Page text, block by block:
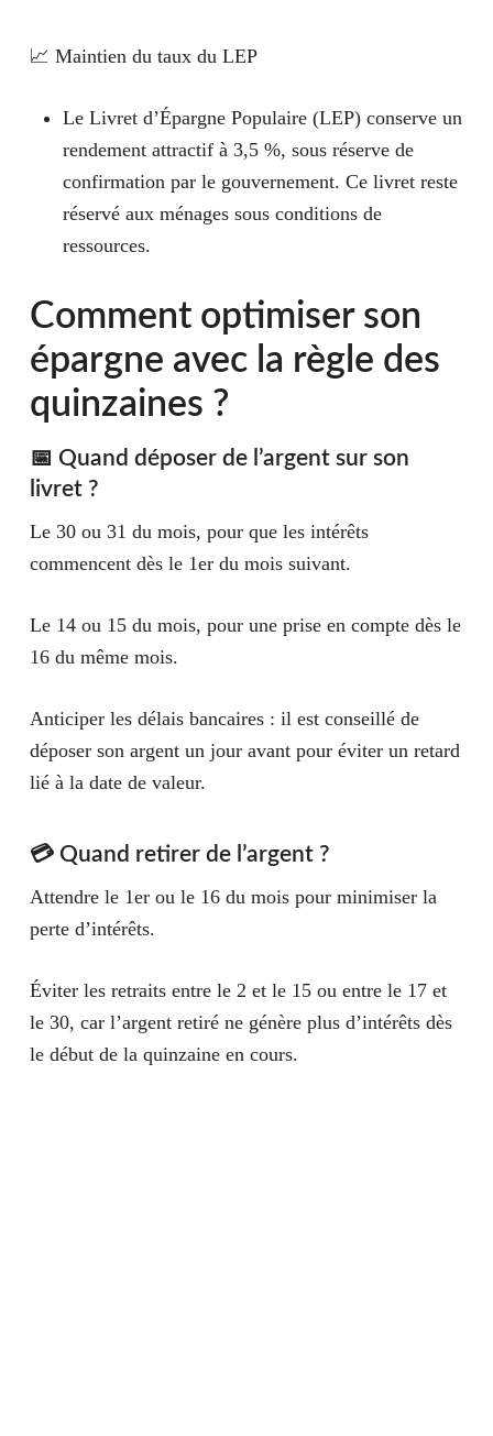
📈 Maintien du taux du LEP
Le Livret d’Épargne Populaire (LEP) conserve un
rendement attractif à 3,5 %, sous réserve de
confirmation par le gouvernement. Ce livret reste
réservé aux ménages sous conditions de
ressources.
Comment optimiser son
épargne avec la règle des
quinzaines ?
📅 Quand déposer de l’argent sur son
livret ?
Le 30 ou 31 du mois, pour que les intérêts
commencent dès le 1er du mois suivant.
Le 14 ou 15 du mois, pour une prise en compte dès le
16 du même mois.
Anticiper les délais bancaires : il est conseillé de
déposer son argent un jour avant pour éviter un retard
lié à la date de valeur.
💳 Quand retirer de l’argent ?
Attendre le 1er ou le 16 du mois pour minimiser la
perte d’intérêts.
Éviter les retraits entre le 2 et le 15 ou entre le 17 et
le 30, car l’argent retiré ne génère plus d’intérêts dès
le début de la quinzaine en cours.